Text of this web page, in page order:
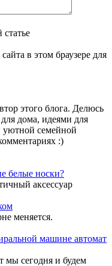
в этом браузере для
этого блога. Делюсь
дома, идеями для
уютной семейной
:)
белые носки?
аксессуар
меняется.
машине автомат
мы сегодня и будем